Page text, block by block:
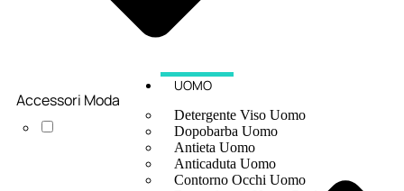
UOMO
Detergente Viso Uomo
Dopobarba Uomo
Antieta Uomo
Anticaduta Uomo
Contorno Occhi Uomo
Accessori Moda